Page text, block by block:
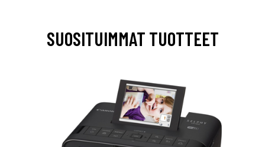
SUOSITUIMMAT TUOTTEET